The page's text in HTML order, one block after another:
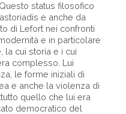
status filosofico
e anche da
di Lefort nei confronti
e in particolare
la cui storia e i cui
complesso. Lui
le forme iniziali di
e anche la violenza di
quello che lui era
democratico del